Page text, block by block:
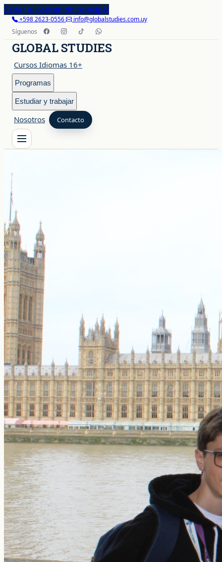
Saltar al contenido principal
+598 2623-0556
info@globalstudies.com.uy
Síguenos
GLOBAL STUDIES
Cursos Idiomas 16+
Programas
Estudiar y trabajar
Nosotros Contacto
Estudiar y trabajar